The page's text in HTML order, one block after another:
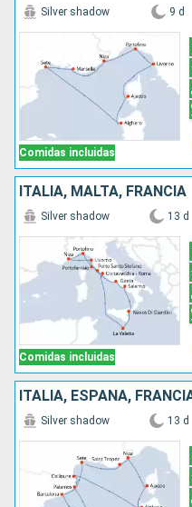
Comidas incluidas
Silver shadow 9 d
ITALIA, MALTA, FRANCIA
Comidas incluidas
Silver shadow 13 d
ITALIA, ESPAÑA,
Silver shadow 13 d